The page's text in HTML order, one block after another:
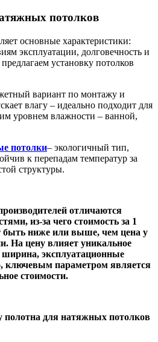
потолков
основные характеристики:
эксплуатации, долговечность и
установку потолков
вариант по монтажу и
влагу – идеально подходит для
уровнем влажности – ванной,
потолки– экологичный тип,
к перепадам температур за
структуры.
отличаются
из-за чего стоимость за 1
ниже или выше, чем цена у
На цену влияет уникальное
ширина, эксплуатационные
ключевым параметром является
стоимости.
полотна для натяжных потолков